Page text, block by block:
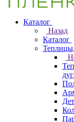
Каталог
Назад
Каталог